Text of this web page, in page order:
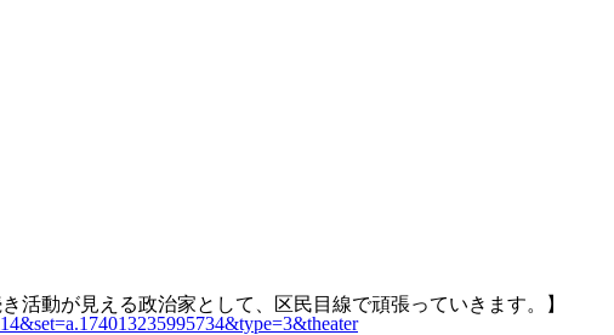
活動が見える政治家として、区民目線で頑張っていきます。】
013235995734&type=3&theater